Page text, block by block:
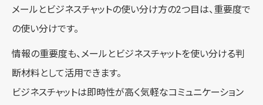
メールとビジネスチャットの使い分け方の2つ目は、重要度で
の使い分けです。
情報の重要度も、メールとビジネスチャットを使い分ける判
断材料として活用できます。
ビジネスチャットは即時性が高く気軽なコミュニケーション